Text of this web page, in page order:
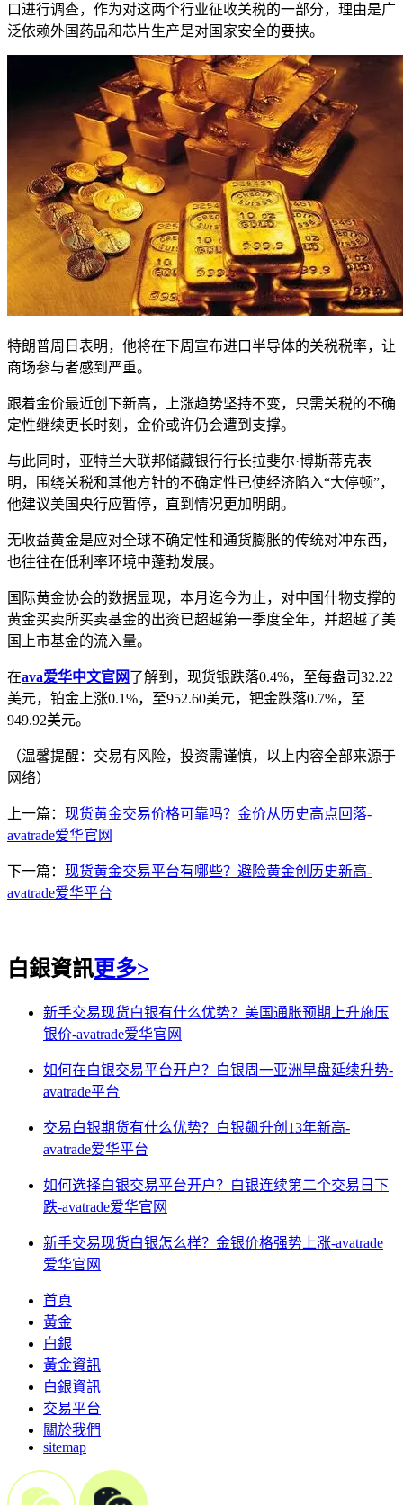
口进行调查，作为对这两个行业征收关税的一部分，理由是广
泛依赖外国药品和芯片生产是对国家安全的要挟。
特朗普周日表明，他将在下周宣布进口半导体的关税税率，让
商场参与者感到严重。
跟着金价最近创下新高，上涨趋势坚持不变，只需关税的不确
定性继续更长时刻，金价或许仍会遭到支撑。
与此同时，亚特兰大联邦储藏银行行长拉斐尔·博斯蒂克表
明，围绕关税和其他方针的不确定性已使经济陷入“大停顿”，
他建议美国央行应暂停，直到情况更加明朗。
无收益黄金是应对全球不确定性和通货膨胀的传统对冲东西，
也往往在低利率环境中蓬勃发展。
国际黄金协会的数据显现，本月迄今为止，对中国什物支撑的
黄金买卖所买卖基金的出资已超越第一季度全年，并超越了美
国上市基金的流入量。
在ava爱华中文官网了解到，现货银跌落0.4%，至每盎司32.22
美元，铂金上涨0.1%，至952.60美元，钯金跌落0.7%，至
949.92美元。
（温馨提醒：交易有风险，投资需谨慎，以上内容全部来源于
网络）
上一篇： 现货黄金交易价格可靠吗？金价从历史高点回落-
avatrade爱华官网
下一篇： 现货黄金交易平台有哪些？避险黄金创历史新高-
avatrade爱华平台
白銀資訊更多>
新手交易现货白银有什么优势？美国通胀预期上升施压
银价-avatrade爱华官网
如何在白银交易平台开户？白银周一亚洲早盘延续升势-
avatrade平台
交易白银期货有什么优势？白银飙升创13年新高-
avatrade爱华平台
如何选择白银交易平台开户？白银连续第二个交易日下
跌-avatrade爱华官网
新手交易现货白银怎么样？金银价格强势上涨-avatrade
爱华官网
首頁
黃金
白銀
黃金資訊
白銀資訊
交易平台
關於我們
sitemap